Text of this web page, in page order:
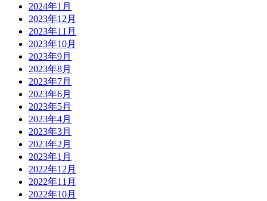
2024年1月
2023年12月
2023年11月
2023年10月
2023年9月
2023年8月
2023年7月
2023年6月
2023年5月
2023年4月
2023年3月
2023年2月
2023年1月
2022年12月
2022年11月
2022年10月